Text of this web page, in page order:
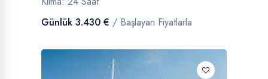
Günlük 3.430 € / Başlayan Fiyatlarla